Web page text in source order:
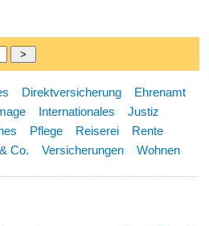
Direktversicherung
Ehrenamt
Internationales
Justiz
Pflege Reiserei
Rente
Co. Versicherungen Wohnen